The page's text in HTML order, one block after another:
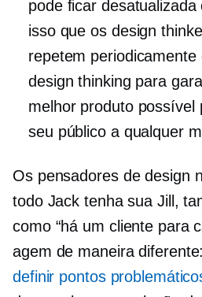
pode ficar
isso que os design
repetem periodicamente
design thinking para
melhor produto possível
seu público a qualquer
Os pensadores de design
todo Jack tenha sua Jill,
como “há um cliente para
agem de maneira
definir pontos